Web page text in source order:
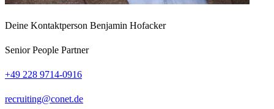
Deine Kontaktperson Benjamin Hofacker
Senior People Partner
+49 228 9714-0916
recruiting conet de